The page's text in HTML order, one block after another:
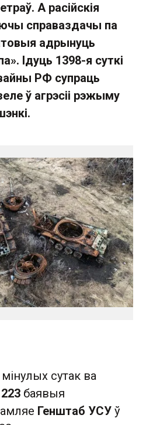
А расійскія
справаздачы па
адрынуць
Ідуць 1398-я суткі
РФ супраць
ў агрэсіі рэжыму
сутак ва
223 баявыя
Генштаб УСУ ў